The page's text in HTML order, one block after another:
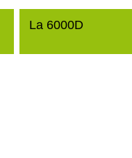
La 6000D